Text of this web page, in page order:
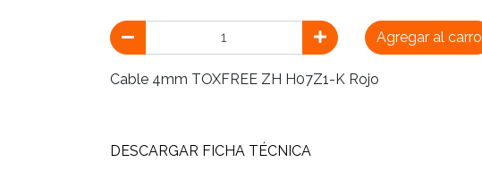
Agregar al carro
Cable 4mm TOXFREE ZH H07Z1-K Rojo
DESCARGAR FICHA TÉCNICA